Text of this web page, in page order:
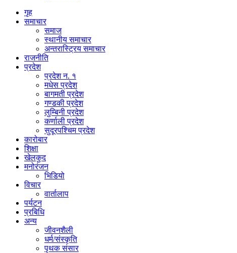
गृह
समाचार
समाज
स्थानीय समाचार
अन्तरास्ट्रिय समाचार
राजनीति
प्रदेश
प्रदेश न. १
मधेस प्रदेश
बागमती प्रदेश
गण्डकी प्रदेश
लुम्बिनी प्रदेश
कर्णाली प्रदेश
सुदूरपश्चिम प्रदेश
कारोबार
शिक्षा
खेलकुद
मनोरंजन
भिडियो
विचार
वार्तालाप
पर्यटन
प्रबिधि
अन्य
जीवनशैली
धर्म/संस्कृति
पृथक संसार